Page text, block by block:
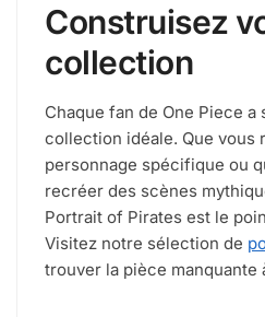
Construisez
collection
Chaque fan de One Piece
collection idéale. Que vous
personnage spécifique ou
recréer des scènes
Portrait of Pirates est le
Visitez notre sélection de
trouver la pièce manquante